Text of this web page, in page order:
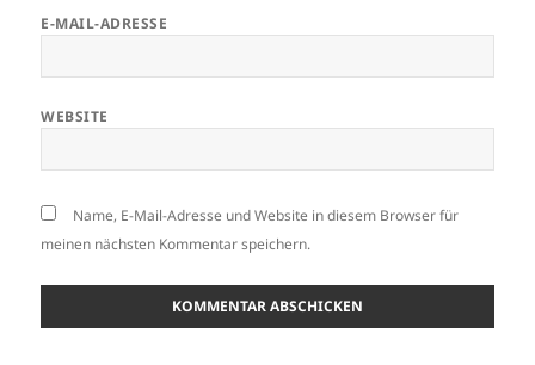
E-MAIL-ADRESSE
WEBSITE
Name, E-Mail-Adresse und Website in diesem Browser für
meinen nächsten Kommentar speichern.